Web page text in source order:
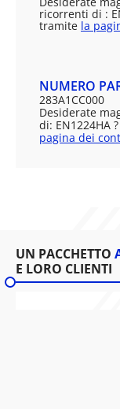
ricorrenti di :
tramite la
NUMERO
283A1CC000
Desiderate
di: EN1224HA
pagina dei
UN PACCHETTO
E LORO CLIENTI